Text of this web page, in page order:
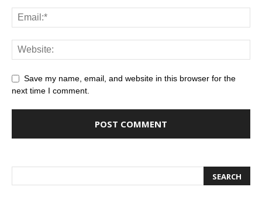
Save my name, email, and website in this browser for the
next time I comment.